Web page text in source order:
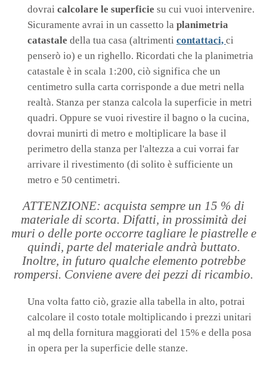
dovrai calcolare le superficie su cui vuoi intervenire.
Sicuramente avrai in un cassetto la planimetria
catastale della tua casa (altrimenti contattaci, ci
penserò io) e un righello. Ricordati che la planimetria
catastale è in scala 1:200, ciò significa che un
centimetro sulla carta corrisponde a due metri nella
realtà. Stanza per stanza calcola la superficie in metri
quadri. Oppure se vuoi rivestire il bagno o la cucina,
dovrai munirti di metro e moltiplicare la base il
perimetro della stanza per l'altezza a cui vorrai far
arrivare il rivestimento (di solito è sufficiente un
metro e 50 centimetri.
ATTENZIONE: acquista sempre un 15 % di
materiale di scorta. Difatti, in prossimità dei
muri o delle porte occorre tagliare le piastrelle e
quindi, parte del materiale andrà buttato.
Inoltre, in futuro qualche elemento potrebbe
rompersi. Conviene avere dei pezzi di ricambio.
Una volta fatto ciò, grazie alla tabella in alto, potrai
calcolare il costo totale moltiplicando i prezzi unitari
al mq della fornitura maggiorati del 15% e della posa
in opera per la superficie delle stanze.